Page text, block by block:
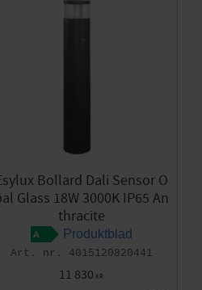
Bollard Dali Sensor O
Glass 18W 3000K IP65 An
thracite
Produktblad
4015120820441
11 830 KR